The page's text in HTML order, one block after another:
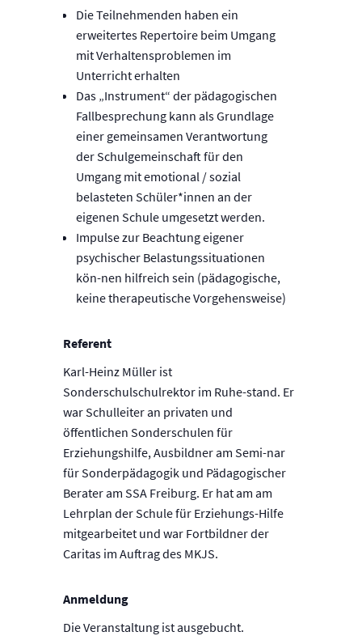
Die Teilnehmenden haben ein
erweitertes Repertoire beim Umgang
mit Verhaltensproblemen im
Unterricht erhalten
Das „Instrument“ der pädagogischen
Fallbesprechung kann als Grundlage
einer gemeinsamen Verantwortung
der Schulgemeinschaft für den
Umgang mit emotional / sozial
belasteten Schüler*innen an der
eigenen Schule umgesetzt werden.
Impulse zur Beachtung eigener
psychischer Belastungssituationen
kön-nen hilfreich sein (pädagogische,
keine therapeutische Vorgehensweise)
Referent
Karl-Heinz Müller ist
Sonderschulschulrektor im Ruhe-stand. Er
war Schulleiter an privaten und
öffentlichen Sonderschulen für
Erziehungshilfe, Ausbildner am Semi-nar
für Sonderpädagogik und Pädagogischer
Berater am SSA Freiburg. Er hat am am
Lehrplan der Schule für Erziehungs-Hilfe
mitgearbeitet und war Fortbildner der
Caritas im Auftrag des MKJS.
Anmeldung
Die Veranstaltung ist ausgebucht.